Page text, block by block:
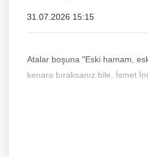
31.07.2026 15:15
Atalar boşuna "Eski hamam,
kenara bıraksanız bile, İsmet